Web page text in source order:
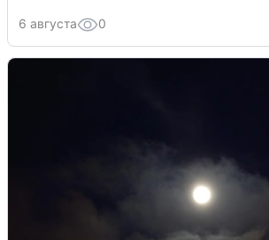
6 августа 0